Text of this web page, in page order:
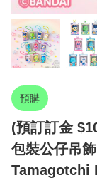
預購
(預訂訂金
包裝公仔吊
Tamagotchi